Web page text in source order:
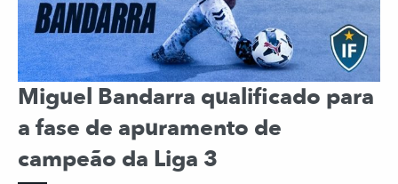
Miguel Bandarra qualificado para
a fase de apuramento de
campeão da Liga 3